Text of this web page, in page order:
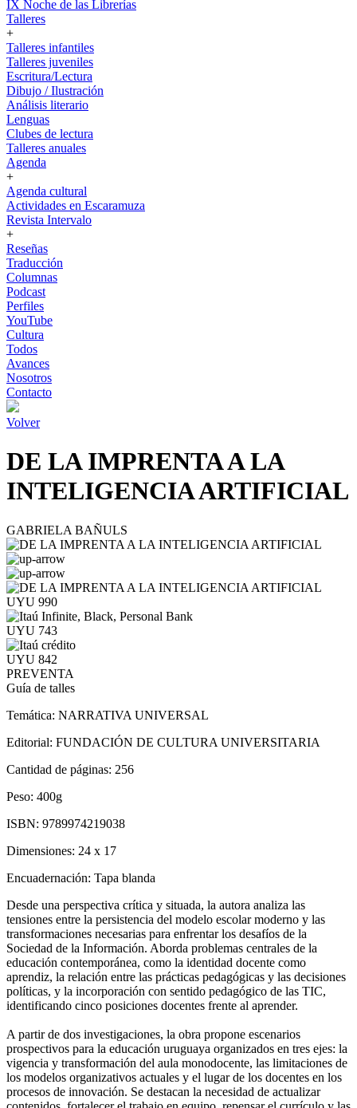
IX Noche de las Librerías
Talleres
+
Talleres infantiles
Talleres juveniles
Escritura/Lectura
Dibujo / Ilustración
Análisis literario
Lenguas
Clubes de lectura
Talleres anuales
Agenda
+
Agenda cultural
Actividades en Escaramuza
Revista Intervalo
+
Reseñas
Traducción
Columnas
Podcast
Perfiles
YouTube
Cultura
Todos
Avances
Nosotros
Contacto
Volver
DE LA IMPRENTA A LA
INTELIGENCIA ARTIFICIAL
GABRIELA BAÑULS
UYU 990
UYU 743
UYU 842
PREVENTA
Guía de talles
Temática: NARRATIVA UNIVERSAL
Editorial: FUNDACIÓN DE CULTURA UNIVERSITARIA
Cantidad de páginas: 256
Peso: 400g
ISBN: 9789974219038
Dimensiones: 24 x 17
Encuadernación: Tapa blanda
Desde una perspectiva crítica y situada, la autora analiza las
tensiones entre la persistencia del modelo escolar moderno y las
transformaciones necesarias para enfrentar los desafíos de la
Sociedad de la Información. Aborda problemas centrales de la
educación contemporánea, como la identidad docente como
aprendiz, la relación entre las prácticas pedagógicas y las decisiones
políticas, y la incorporación con sentido pedagógico de las TIC,
identificando cinco posiciones docentes frente al aprender.
A partir de dos investigaciones, la obra propone escenarios
prospectivos para la educación uruguaya organizados en tres ejes: la
vigencia y transformación del aula monodocente, las limitaciones de
los modelos organizativos actuales y el lugar de los docentes en los
procesos de innovación. Se destacan la necesidad de actualizar